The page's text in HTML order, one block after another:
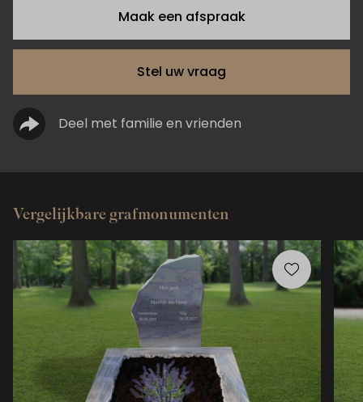
Maak een afspraak
Stel uw vraag
Deel met familie en vrienden
Vergelijkbare grafmonumenten